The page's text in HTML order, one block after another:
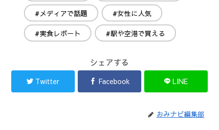
#メディアで話題 #女性に人気
#実食レポート #駅や空港で買える
シェアする
Twitter Facebook LINE
おみナビ編集部